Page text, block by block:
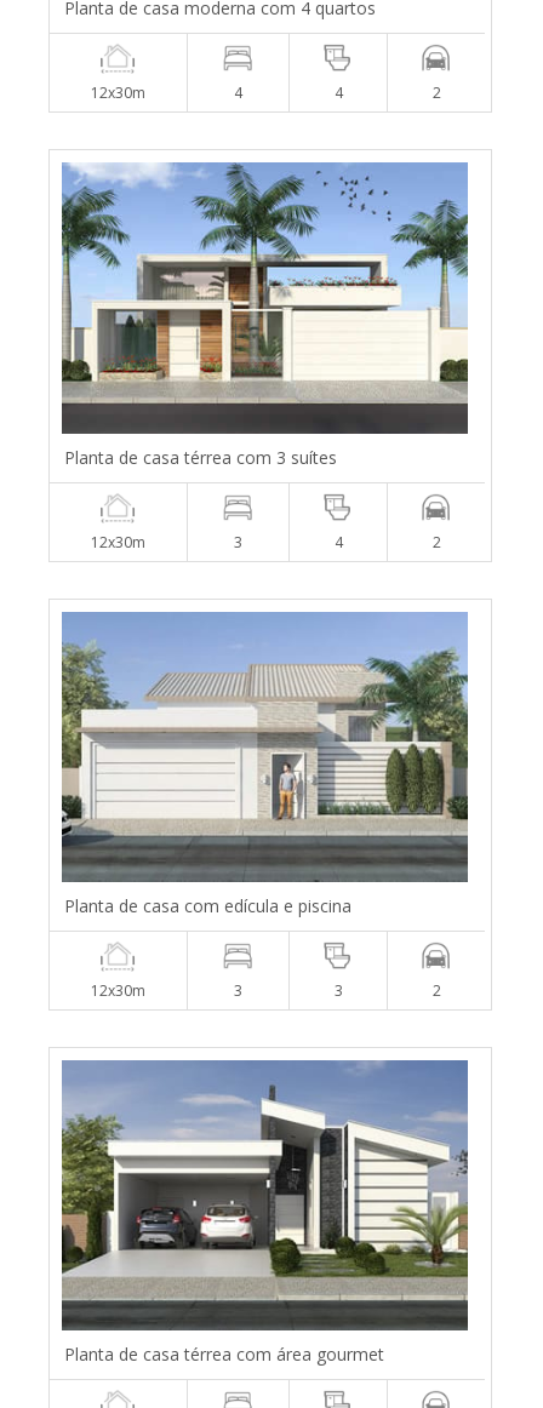
Planta de casa moderna com 4 quartos
12x30m 4 4 2
Planta de casa térrea com 3 suítes
12x30m 3 4 2
Planta de casa com edícula e piscina
12x30m 3 3 2
Planta de casa térrea com área gourmet